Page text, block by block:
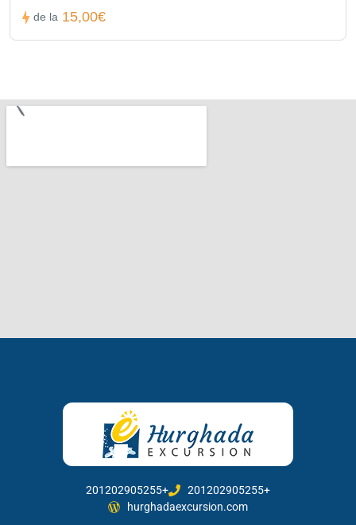
de la 15,00€
201202905255+
201202905255+
hurghadaexcursion.com